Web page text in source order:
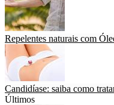
Repelentes naturais com
Candidíase: saiba como
Últimos